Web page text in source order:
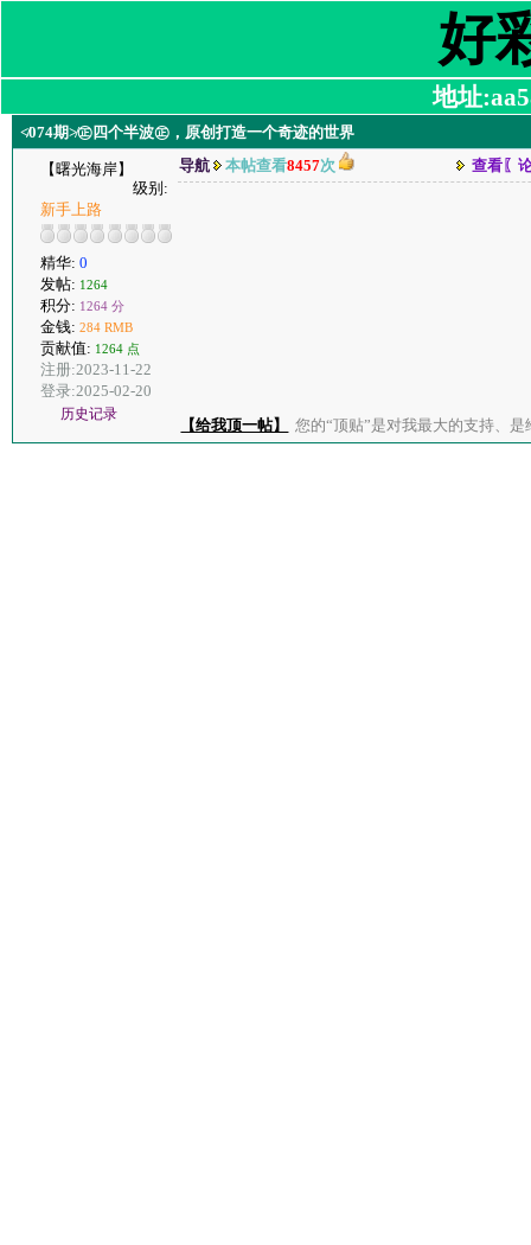
好
地址
≮074期≯㊣四个半波㊣，原创打造一个奇迹的世界
【曙光海岸】
级别:
新手上路
精华: 0
发帖: 1264
积分: 1264 分
金钱: 284 RMB
贡献值: 1264 点
注册:2023-11-22
登录:2025-02-20
历史记录
导航 本帖查看8457次 查看〖
【给我顶一帖】 您的“顶贴”是对我最大的支持、